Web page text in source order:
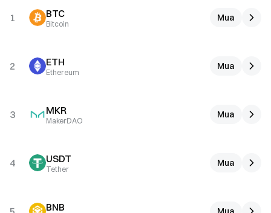
1 BTC
Bitcoin
Mua
2 ETH
Ethereum
Mua
3 MKR
MakerDAO
Mua
4 USDT
Tether
Mua
BNB